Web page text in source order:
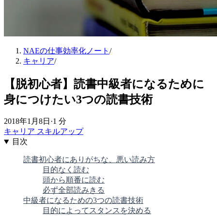
NAEの仕事効率化ノート /
キャリア/
【脱初心者】読書中級者になるために
身につけたい3つの読書技術
2018年1月8日 ·1 分
キャリア スキルアップ
目次
読書初心者にありがちな、悪い読み方
目的なく読む
頭から順番に読む
必ず全部読みきる
中級者になるための3つの読書技術
目的によってスタンスを決める